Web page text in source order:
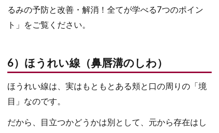
るみの予防と改善・解消！全てが学べる7つのポイン
ト」をご覧ください。
6）ほうれい線（鼻唇溝のしわ）
ほうれい線は、実はもともとある頬と口の周りの「境
目」なのです。
だから、目立つかどうかは別として、元から存在はし